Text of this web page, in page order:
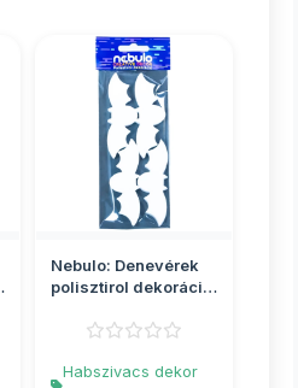
Nebulo: Denevérek
polisztirol dekoráció
Habszivacs dekor